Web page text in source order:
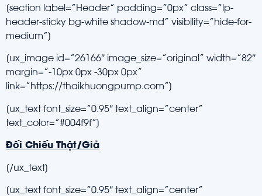
[section label=”Header” padding=”0px” class=”lp-
header-sticky bg-white shadow-md” visibility=”hide-for-
medium”]
[ux_image id=”26166″ image_size=”original” width=”82″
margin=”-10px 0px -30px 0px”
link=”https://thaikhuongpump.com”]
[ux_text font_size=”0.95″ text_align=”center”
text_color=”#004f9f”]
Đối Chiếu Thật/Giả
[/ux_text]
[ux_text font_size=”0.95″ text_align=”center”